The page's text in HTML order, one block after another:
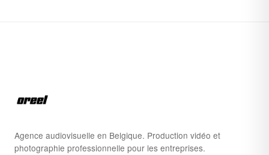
Agence audiovisuelle en Belgique. Production vidéo et
photographie professionnelle pour les entreprises.